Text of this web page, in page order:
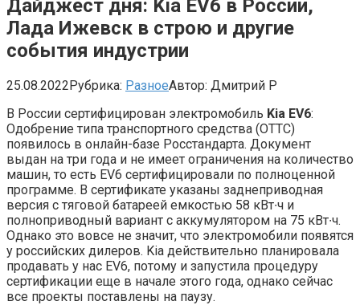
Дайджест дня: Kia EV6 в России,
Лада Ижевск в строю и другие
события индустрии
25.08.2022Рубрика: РазноеАвтор: Дмитрий Р
В России сертифицирован электромобиль Kia EV6:
Одобрение типа транспортного средства (ОТТС)
появилось в онлайн-базе Росстандарта. Документ
выдан на три года и не имеет ограничения на количество
машин, то есть EV6 сертифицировали по полноценной
программе. В сертификате указаны заднеприводная
версия с тяговой батареей емкостью 58 кВт∙ч и
полноприводный вариант с аккумулятором на 75 кВт∙ч.
Однако это вовсе не значит, что электромобили появятся
у российских дилеров. Kia действительно планировала
продавать у нас EV6, потому и запустила процедуру
сертификации еще в начале этого года, однако сейчас
все проекты поставлены на паузу.